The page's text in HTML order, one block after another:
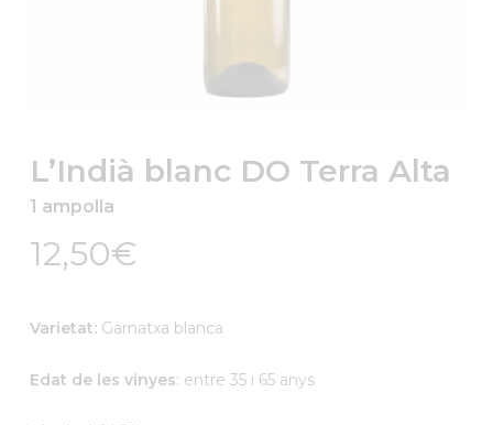
L’Indià blanc DO Terra Alta
1 ampolla
12,50€
Varietat:Garnatxa blanca
Edat de les vinyes: entre 35 i 65 anys